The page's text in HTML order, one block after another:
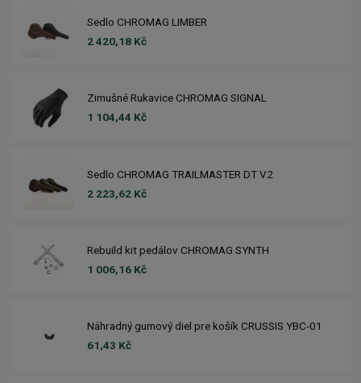
Sedlo CHROMAG LIMBER
2 420,18 Kč
Zimušné Rukavice CHROMAG SIGNAL
1 104,44 Kč
Sedlo CHROMAG TRAILMASTER DT V2
2 223,62 Kč
Rebuild kit pedálov CHROMAG SYNTH
1 006,16 Kč
Náhradný gumový diel pre košík CRUSSIS YBC-01
61,43 Kč